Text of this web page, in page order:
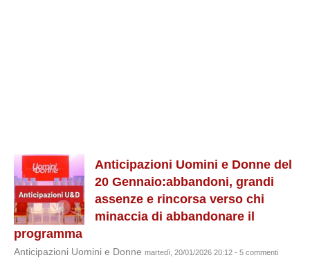
Anticipazioni Uomini e Donne del
20 Gennaio:abbandoni, grandi
assenze e rincorsa verso chi
minaccia di abbandonare il
programma
Anticipazioni Uomini e Donne martedì, 20/01/2026 20:12 - 5 commenti